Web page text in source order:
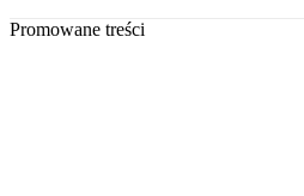
Promowane treści